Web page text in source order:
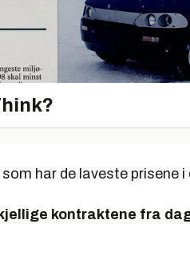
har de laveste prisene
kontraktene fra